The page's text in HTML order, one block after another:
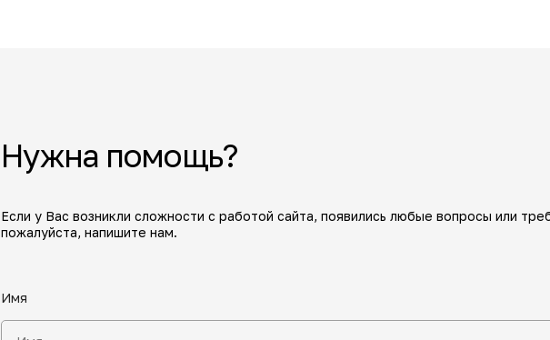
Нужна помощь?
Если у Вас возникли сложности с работой сайта, появились любые вопросы или
пожалуйста, напишите нам.
Имя